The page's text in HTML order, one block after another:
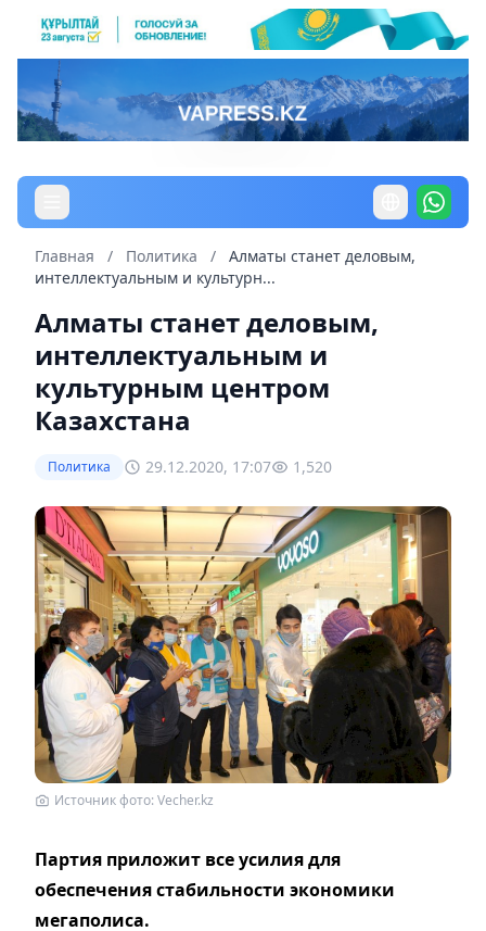
Главная / Политика /
Алматы станет деловым,
интеллектуальным и культурн...
Алматы станет деловым,
интеллектуальным и
культурным центром
Казахстана
Политика 29.12.2020, 17:07 1,520
Источник фото: Vecher.kz
Партия приложит все усилия для
обеспечения стабильности экономики
мегаполиса.